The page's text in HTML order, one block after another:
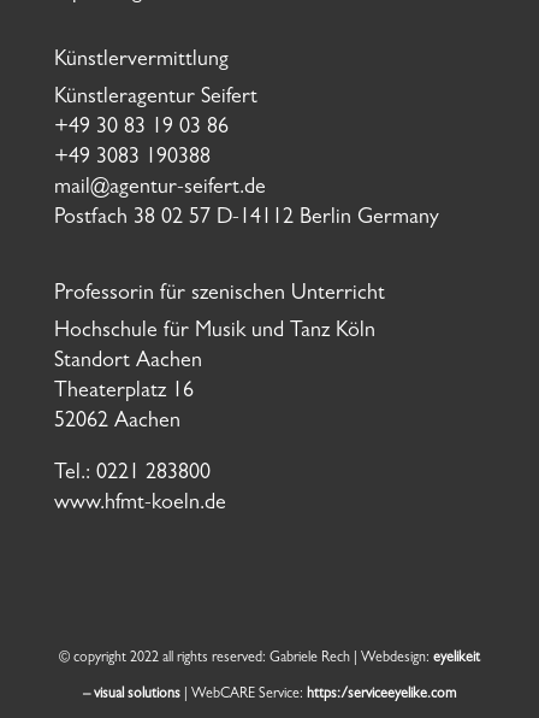
Künstlervermittlung
Künstleragentur Seifert
+49 30 83 19 03 86
+49 3083 190388
mail@agentur-seifert.de
Postfach 38 02 57 D-14112 Berlin Germany
Professorin für szenischen Unterricht
Hochschule für Musik und Tanz Köln
Standort Aachen
Theaterplatz 16
52062 Aachen
Tel.: 0221 283800
www.hfmt-koeln.de
© copyright 2022 all rights reserved: Gabriele Rech | Webdesign: eyelikeit
– visual solutions| WebCARE Service: https:/serviceeyelike.com